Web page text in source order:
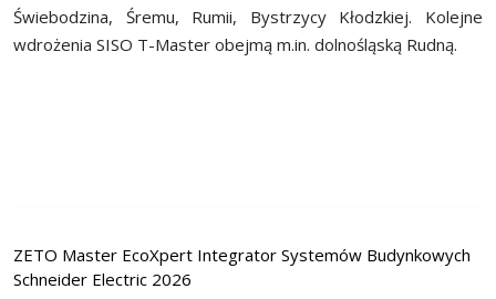
Świebodzina, Śremu, Rumii, Bystrzycy Kłodzkiej. Kolejne
wdrożenia SISO T-Master obejmą m.in. dolnośląską Rudną.
ZETO Master EcoXpert Integrator Systemów Budynkowych
Schneider Electric 2026